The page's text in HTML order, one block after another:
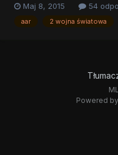
nigdy nie grałem
mniejsza z tym. Ekstra dla
Maj 8, 2015 54
aar 2 wojna światowa
Powered